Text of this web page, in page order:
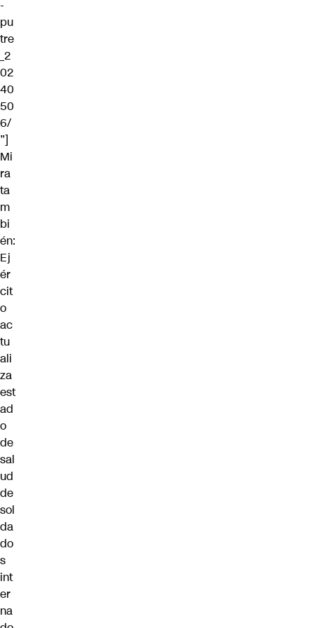
-
pu
tre
_2
02
40
50
6/
”]
Mi
ra
ta
m
bi
én:
Ej
ér
cit
o
ac
tu
ali
za
est
ad
o
de
sal
ud
de
sol
da
do
s
int
er
na